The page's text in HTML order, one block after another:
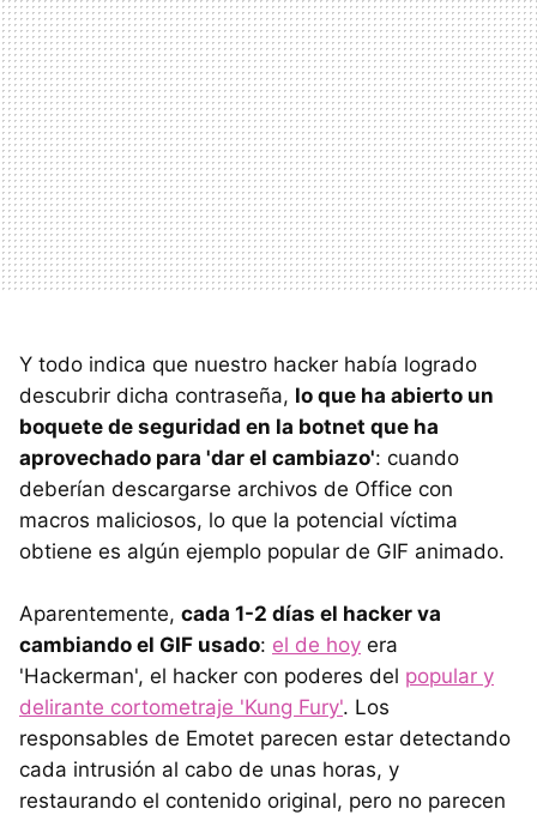
Y todo indica que nuestro hacker había logrado
descubrir dicha contraseña, lo que ha abierto un
boquete de seguridad en la botnet que ha
aprovechado para 'dar el cambiazo': cuando
deberían descargarse archivos de Office con
macros maliciosos, lo que la potencial víctima
obtiene es algún ejemplo popular de GIF animado.
Aparentemente, cada 1-2 días el hacker va
cambiando el GIF usado: el de hoy era
'Hackerman', el hacker con poderes del popular y
delirante cortometraje 'Kung Fury'. Los
responsables de Emotet parecen estar detectando
cada intrusión al cabo de unas horas, y
restaurando el contenido original, pero no parecen